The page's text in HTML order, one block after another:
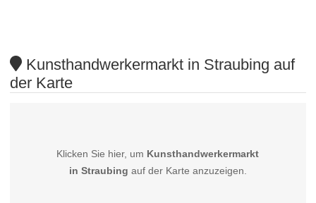
Kunsthandwerkermarkt in Straubing auf
der Karte
Klicken Sie hier, um Kunsthandwerkermarkt
in Straubing auf der Karte anzuzeigen.